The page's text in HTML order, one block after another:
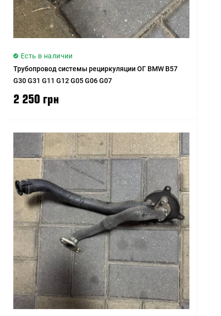
Есть в наличии
Трубопровод системы рециркуляции ОГ BMW B57
G30 G31 G11 G12 G05 G06 G07
2 250 грн